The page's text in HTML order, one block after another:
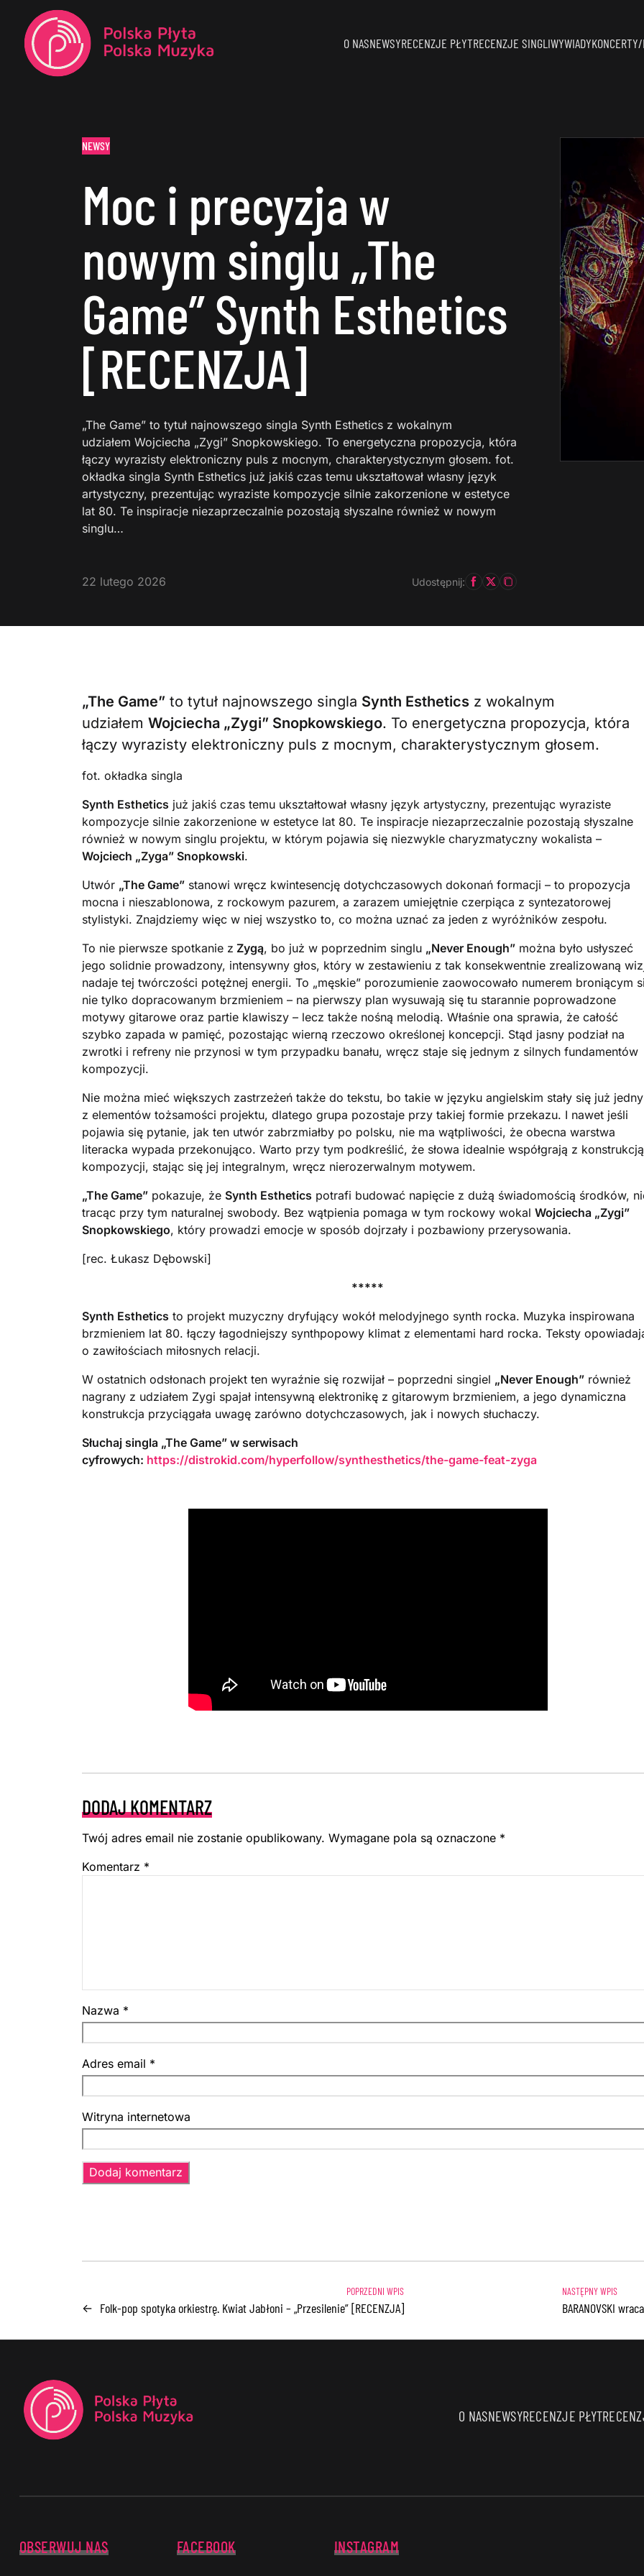
O NASNEWSYRECENZJE PŁYTRECENZJE SINGLIWYWIADY
NEWSY
Moc i precyzja w
nowym singlu „The
Game” Synth Esthetics
[RECENZJA]
„The Game” to tytuł najnowszego singla Synth Esthetics z wokalnym
udziałem Wojciecha „Zygi” Snopkowskiego. To energetyczna propozycja, która
łączy wyrazisty elektroniczny puls z mocnym, charakterystycznym głosem. fot.
okładka singla Synth Esthetics już jakiś czas temu ukształtował własny język
artystyczny, prezentując wyraziste kompozycje silnie zakorzenione w estetyce
lat 80. Te inspiracje niezaprzeczalnie pozostają słyszalne również w nowym
singlu…
22 lutego 2026 Udostępnij:
„The Game” to tytuł najnowszego singla Synth Esthetics z wokalnym
udziałem Wojciecha „Zygi” Snopkowskiego. To energetyczna propozycja, która
łączy wyrazisty elektroniczny puls z mocnym, charakterystycznym głosem.
fot. okładka singla
Synth Esthetics już jakiś czas temu ukształtował własny język artystyczny, prezentując wyraziste
kompozycje silnie zakorzenione w estetyce lat 80. Te inspiracje niezaprzeczalnie pozostają słyszalne
również w nowym singlu projektu, w którym pojawia się niezwykle charyzmatyczny wokalista –
Wojciech „Zyga” Snopkowski.
Utwór „The Game” stanowi wręcz kwintesencję dotychczasowych dokonań formacji – to propozycja
mocna i nieszablonowa, z rockowym pazurem, a zarazem umiejętnie czerpiąca z syntezatorowej
stylistyki. Znajdziemy więc w niej wszystko to, co można uznać za jeden z wyróżników zespołu.
To nie pierwsze spotkanie z Zygą, bo już w poprzednim singlu „Never Enough” można było usłyszeć
jego solidnie prowadzony, intensywny głos, który w zestawieniu z tak konsekwentnie zrealizowaną
nadaje tej twórczości potężnej energii. To „męskie” porozumienie zaowocowało numerem broniącym
nie tylko dopracowanym brzmieniem – na pierwszy plan wysuwają się tu starannie poprowadzone
motywy gitarowe oraz partie klawiszy – lecz także nośną melodią. Właśnie ona sprawia, że całość
szybko zapada w pamięć, pozostając wierną rzeczowo określonej koncepcji. Stąd jasny podział na
zwrotki i refreny nie przynosi w tym przypadku banału, wręcz staje się jednym z silnych fundamentów
kompozycji.
Nie można mieć większych zastrzeżeń także do tekstu, bo takie w języku angielskim stały się już
z elementów tożsamości projektu, dlatego grupa pozostaje przy takiej formie przekazu. I nawet jeśli
pojawia się pytanie, jak ten utwór zabrzmiałby po polsku, nie ma wątpliwości, że obecna warstwa
literacka wypada przekonująco. Warto przy tym podkreślić, że słowa idealnie współgrają z konstrukcją
kompozycji, stając się jej integralnym, wręcz nierozerwalnym motywem.
„The Game” pokazuje, że Synth Esthetics potrafi budować napięcie z dużą świadomością środków,
tracąc przy tym naturalnej swobody. Bez wątpienia pomaga w tym rockowy wokal Wojciecha „Zygi”
Snopkowskiego, który prowadzi emocje w sposób dojrzały i pozbawiony przerysowania.
[rec. Łukasz Dębowski]
*****
Synth Esthetics to projekt muzyczny dryfujący wokół melodyjnego synth rocka. Muzyka inspirowana
brzmieniem lat 80. łączy łagodniejszy synthpopowy klimat z elementami hard rocka. Teksty
o zawiłościach miłosnych relacji.
W ostatnich odsłonach projekt ten wyraźnie się rozwijał – poprzedni singiel „Never Enough” również
nagrany z udziałem Zygi spajał intensywną elektronikę z gitarowym brzmieniem, a jego dynamiczna
konstrukcja przyciągała uwagę zarówno dotychczasowych, jak i nowych słuchaczy.
Słuchaj singla „The Game” w serwisach
cyfrowych: https://distrokid.com/hyperfollow/synthesthetics/the-game-feat-zyga
DODAJ KOMENTARZ
Twój adres email nie zostanie opublikowany. Wymagane pola są oznaczone *
Komentarz *
Nazwa *
Adres email *
Witryna internetowa
← Folk-pop spotyka orkiestrę. Kwiat Jabłoni – „Przesilenie” [RECENZJA] BARANOVSKI
O NASNEWSYRECENZJE PŁYT
OBSERWUJ NAS FACEBOOK INSTAGRAM